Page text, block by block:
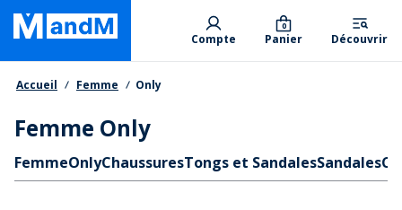
Skip
main
content
Primary departments
Compte Panier
0
Découvrir
Fil d'Ariane
Accueil Femme Only
Femme Only
Liens rapides
FemmeOnlyChaussuresTongs et SandalesSandales